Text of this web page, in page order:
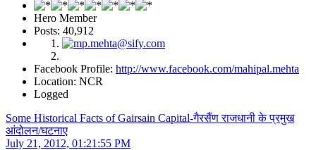
Hero Member
Posts: 40,912
Facebook Profile: http://www.facebook.com/mahipal.mehta
Location: NCR
Logged
Some Historical Facts of Gairsain Capital-गैरसैंण राजधानी के प्रमुख
आंदोलन/घटनाए
July 21, 2012, 01:21:55 PM